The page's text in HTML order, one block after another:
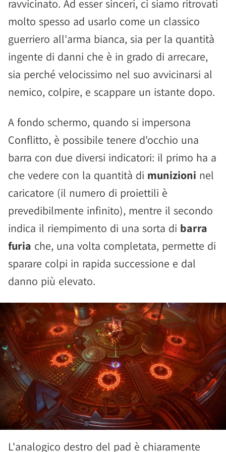
ravvicinato. Ad esser sinceri, ci siamo ritrovati
molto spesso ad usarlo come un classico
guerriero all'arma bianca, sia per la quantità
ingente di danni che è in grado di arrecare,
sia perché velocissimo nel suo avvicinarsi al
nemico, colpire, e scappare un istante dopo.
A fondo schermo, quando si impersona
Conflitto, è possibile tenere d'occhio una
barra con due diversi indicatori: il primo ha a
che vedere con la quantità di munizioni nel
caricatore (il numero di proiettili è
prevedibilmente infinito), mentre il secondo
indica il riempimento di una sorta di barra
furia che, una volta completata, permette di
sparare colpi in rapida successione e dal
danno più elevato.
L'analogico destro del pad è chiaramente